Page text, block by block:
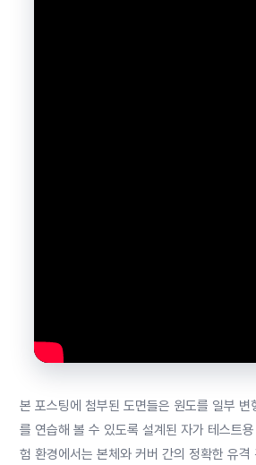
본 포스팅에 첨부된 도면들은 원도를 일부 변
를 연습해 볼 수 있도록 설계된 자가 테스트
험 환경에서는 본체와 커버 간의 정확한 유격